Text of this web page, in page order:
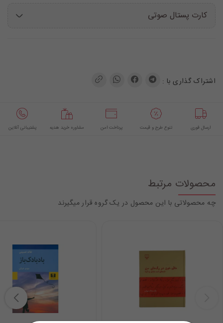
کارت پستال صوتی
اشتراک گذاری با :
ارسال فوری تنوع طرح و قیمت پرداخت امن مشاوره خرید هدیه پشتیبانی آنلاین
محصولات مرتبط
چه محصولاتی با این محصول در یک گروه قرار میگیرند